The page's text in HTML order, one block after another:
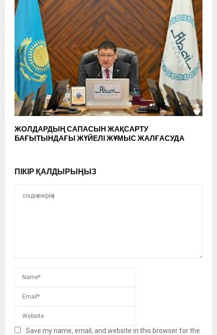
ЖОЛДАРДЫҢ САПАСЫН ЖАҚСАРТУ
БАҒЫТЫНДАҒЫ ЖҮЙЕЛІ ЖҰМЫС ЖАЛҒАСУДА
ПІКІР ҚАЛДЫРЫҢЫЗ
Save my name, email, and website in this browser for the